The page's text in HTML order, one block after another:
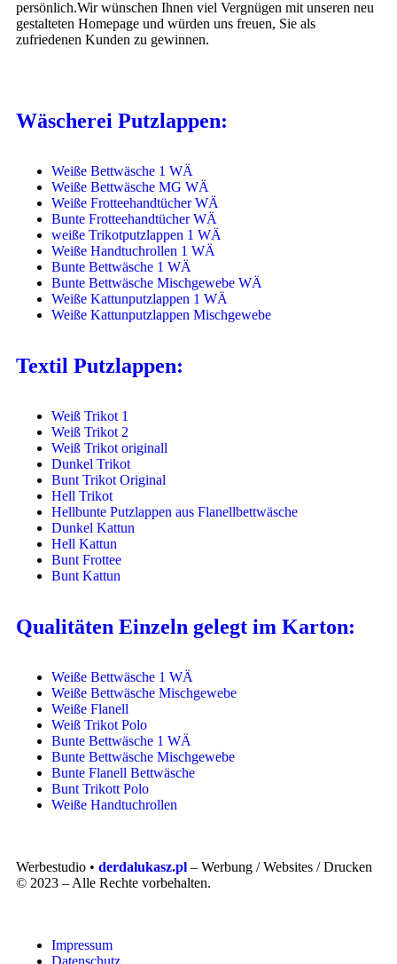
persönlich.Wir wünschen Ihnen viel Vergnügen mit unseren neu
gestalteten Homepage und würden uns freuen, Sie als
zufriedenen Kunden zu gewinnen.
Wäscherei Putzlappen:
Weiße Bettwäsche 1 WÄ
Weiße Bettwäsche MG WÄ
Weiße Frotteehandtücher WÄ
Bunte Frotteehandtücher WÄ
weiße Trikotputzlappen 1 WÄ
Weiße Handtuchrollen 1 WÄ
Bunte Bettwäsche 1 WÄ
Bunte Bettwäsche Mischgewebe WÄ
Weiße Kattunputzlappen 1 WÄ
Weiße Kattunputzlappen Mischgewebe
Textil Putzlappen:
Weiß Trikot 1
Weiß Trikot 2
Weiß Trikot originall
Dunkel Trikot
Bunt Trikot Original
Hell Trikot
Hellbunte Putzlappen aus Flanellbettwäsche
Dunkel Kattun
Hell Kattun
Bunt Frottee
Bunt Kattun
Qualitäten Einzeln gelegt im Karton:
Weiße Bettwäsche 1 WÄ
Weiße Bettwäsche Mischgewebe
Weiße Flanell
Weiß Trikot Polo
Bunte Bettwäsche 1 WÄ
Bunte Bettwäsche Mischgewebe
Bunte Flanell Bettwäsche
Bunt Trikott Polo
Weiße Handtuchrollen
Werbestudio • derdalukasz.pl – Werbung / Websites / Drucken
© 2023 – Alle Rechte vorbehalten.
Impressum
Datenschutz